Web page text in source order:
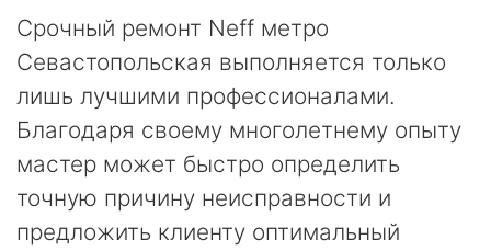
Срочный ремонт Neff метро
Севастопольская выполняется только
лишь лучшими профессионалами.
Благодаря своему многолетнему опыту
мастер может быстро определить
точную причину неисправности и
предложить клиенту оптимальный